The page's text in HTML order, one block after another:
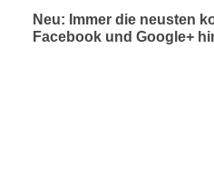
Neu: Immer die neusten
Facebook und Google+